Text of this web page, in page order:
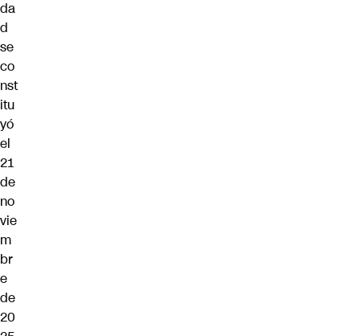
da
d
se
co
nst
itu
yó
el
21
de
no
vie
m
br
e
de
20